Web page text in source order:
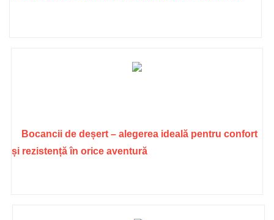
Bocancii de deșert – alegerea ideală pentru confort
și rezistență în orice aventură